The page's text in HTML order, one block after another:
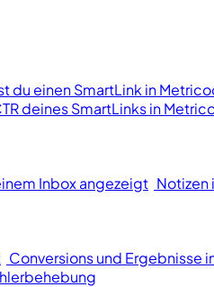
du einen SmartLink in
deines SmartLinks in
Inbox angezeigt Notizen
Conversions und Ergebnisse